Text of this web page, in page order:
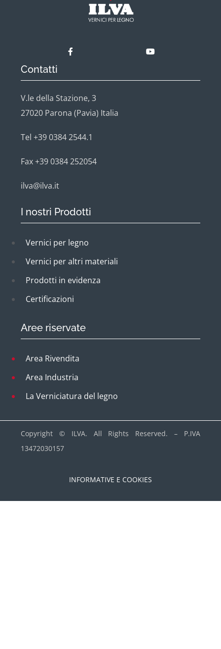
Contatti
V.le della Stazione, 3
27020 Parona (Pavia) Italia
Tel +39 0384 2544.1
Fax +39 0384 252054
ilva@ilva.it
I nostri Prodotti
Vernici per legno
Vernici per altri materiali
Prodotti in evidenza
Certificazioni
Aree riservate
Area Rivendita
Area Industria
La Verniciatura del legno
Copyright © ILVA. All Rights Reserved. – P.IVA
13472030157
INFORMATIVE E COOKIES